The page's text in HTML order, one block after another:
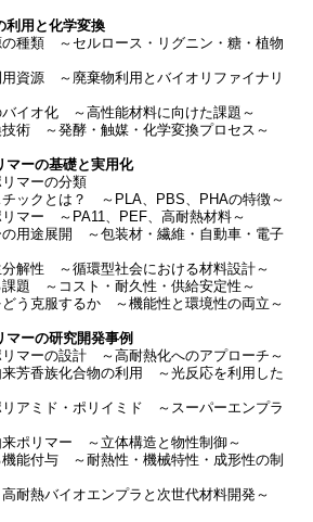
利用と化学変換
種類 ～セルロース・リグニン・糖・植物
資源 ～廃棄物利用とバイオリファイナリ
イオ化 ～高性能材料に向けた課題～
術 ～発酵・触媒・化学変換プロセス～
マーの基礎と実用化
マーの分類
ックとは？ ～PLA、PBS、PHAの特徴～
マー ～PA11、PEF、高耐熱材料～
用途展開 ～包装材・繊維・自動車・電子
解性 ～循環型社会における材料設計～
題 ～コスト・耐久性・供給安定性～
う克服するか ～機能性と環境性の両立～
マーの研究開発事例
マーの設計 ～高耐熱化へのアプローチ～
芳香族化合物の利用 ～光反応を利用した
アミド・ポリイミド ～スーパーエンプラ
ポリマー ～立体構造と物性制御～
能付与 ～耐熱性・機械特性・成形性の制
熱バイオエンプラと次世代材料開発～